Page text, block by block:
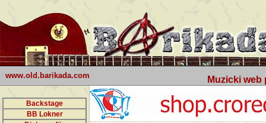
www.old.barikada.com Muzicki web
Backstage
BB Lokner